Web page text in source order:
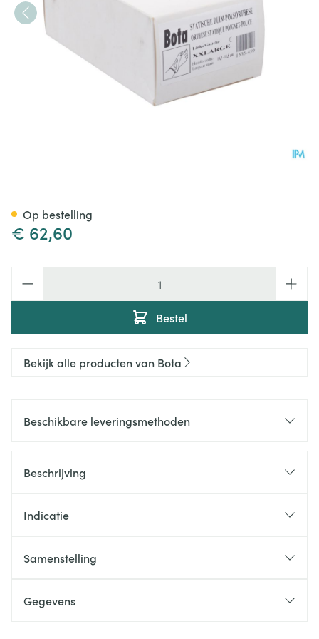
€ 62,60
Bestel
Op bestelling
Bekijk alle producten van Bota
Beschikbare leveringsmethoden
Beschrijving
Indicatie
Samenstelling
Gegevens